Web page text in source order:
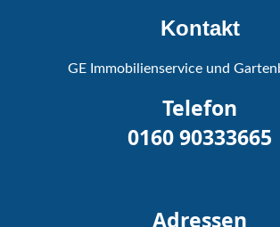
Kontakt
GE Immobilienservice und
Telefon
0160 90333665
Adressen